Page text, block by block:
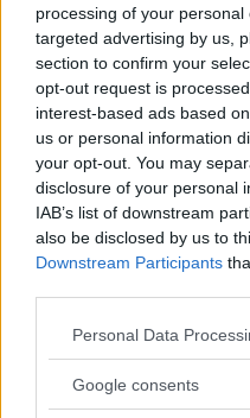
processing of your
targeted advertising by us,
section to confirm your
opt-out request is
interest-based ads based
us or personal information
your opt-out. You may
disclosure of your personal
IAB’s list of downstream
also be disclosed by us to
Downstream Participants
Please note that this
not limited to your visit or
Personal Data
Google consents
Ett enormt 70 kWh-batteri ger lång
väger in på mellan 2,5 och 2,6 ton.